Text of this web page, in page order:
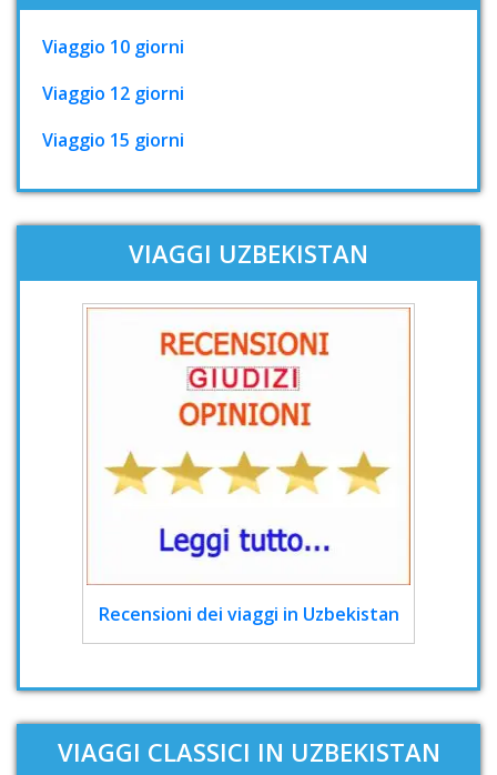
Viaggio 10 giorni
Viaggio 12 giorni
Viaggio 15 giorni
VIAGGI UZBEKISTAN
Recensioni dei viaggi in Uzbekistan
VIAGGI CLASSICI IN UZBEKISTAN